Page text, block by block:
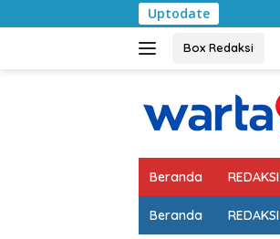
ke
Uptodate
Box Redaksi
Beranda REDAKSI
Beranda REDAKSI